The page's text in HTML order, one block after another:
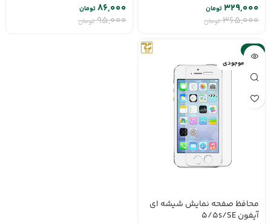
۳۶۵,۰۰۰ تومان
۳۲۹,۰۰۰تومان
۹۵,۰۰۰ تومان
۸۶,۰۰۰تومان
-9%
اتمام موجودی
محافظ صفحه نمایش شیشه ای
آیفون 5/5s/SE